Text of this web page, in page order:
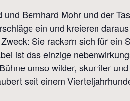
Bernhard Mohr und der
ein und kreieren
Sie rackern sich für ein
ist das einzige
umso wilder, skurriler
seit einem